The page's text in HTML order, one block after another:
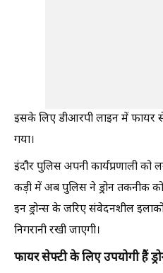
इसके लिए डीआरपी लाइन में फायर
गया।
इंदौर पुलिस अपनी कार्यप्रणाली को
कड़ी में अब पुलिस ने ड्रोन तकनीक
इन ड्रोन्स के जरिए संवेदनशील
निगरानी रखी जाएगी।
फायर सेफ्टी के लिए उपयोगी हैं